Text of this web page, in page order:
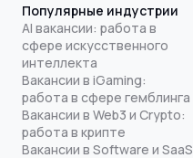
Популярные индустрии
AI вакансии: работа в
сфере искусственного
интеллекта
Вакансии в iGaming:
работа в сфере гемблинга
Вакансии в Web3 и Crypto:
работа в крипте
Вакансии в Software и SaaS